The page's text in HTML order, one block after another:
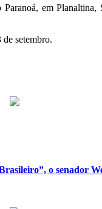
em
setembro.
o senador